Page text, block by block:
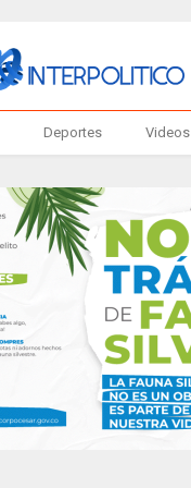
Deportes Videos